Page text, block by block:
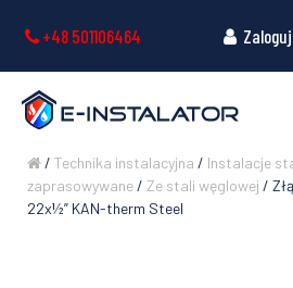
+48 501106464
/ Technika instalacyjna / Instalacje
zaprasowywane/ Ze stali węglowej /
22x½” KAN-therm Steel